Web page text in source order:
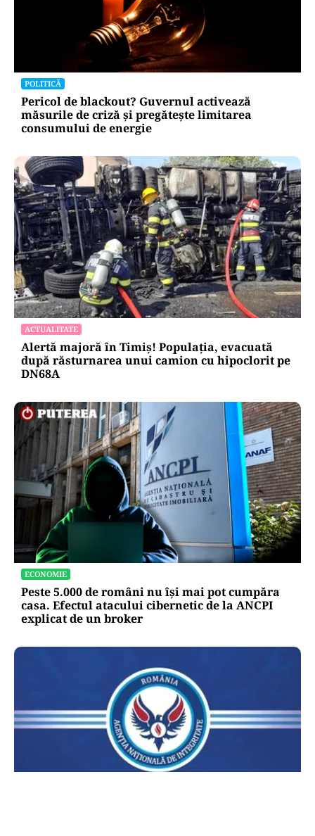
POLITICĂ
Pericol de blackout? Guvernul activează
măsurile de criză și pregătește limitarea
consumului de energie
ACTUALITATE
Alertă majoră în Timiș! Populația, evacuată
după răsturnarea unui camion cu hipoclorit pe
DN68A
ECONOMIE
Peste 5.000 de români nu își mai pot cumpăra
casa. Efectul atacului cibernetic de la ANCPI
explicat de un broker